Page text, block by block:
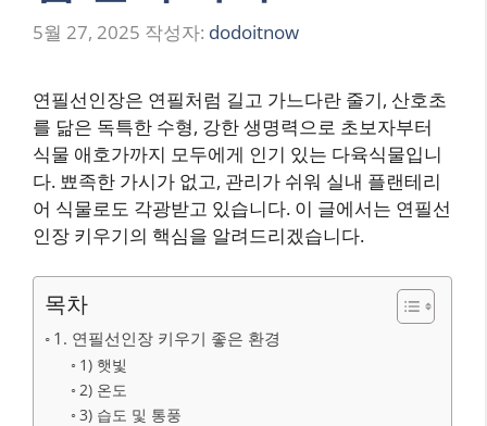
5월 27, 2025 작성자: dodoitnow
연필선인장은 연필처럼 길고 가느다란 줄기, 산호초
를 닮은 독특한 수형, 강한 생명력으로 초보자부터
식물 애호가까지 모두에게 인기 있는 다육식물입니
다. 뾰족한 가시가 없고, 관리가 쉬워 실내 플랜테리
어 식물로도 각광받고 있습니다. 이 글에서는 연필선
인장 키우기의 핵심을 알려드리겠습니다.
목차
1. 연필선인장 키우기 좋은 환경
1) 햇빛
2) 온도
3) 습도 및 통풍